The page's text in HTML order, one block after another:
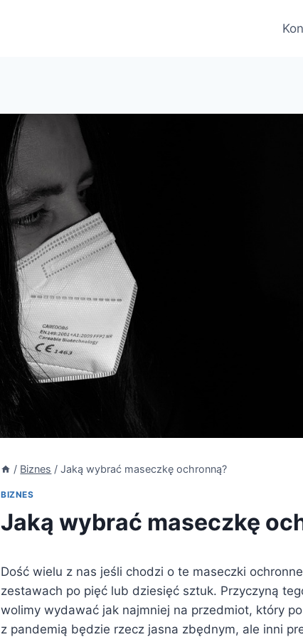
/ Biznes / Jaką wybrać maseczkę ochronną?
BIZNES
Jaką wybrać maseczkę
Dość wielu z nas jeśli chodzi o te maseczki
zestawach po pięć lub dziesięć sztuk. Przyczyną
wolimy wydawać jak najmniej na przedmiot, który
z pandemią będzie rzecz jasna zbędnym, ale inni